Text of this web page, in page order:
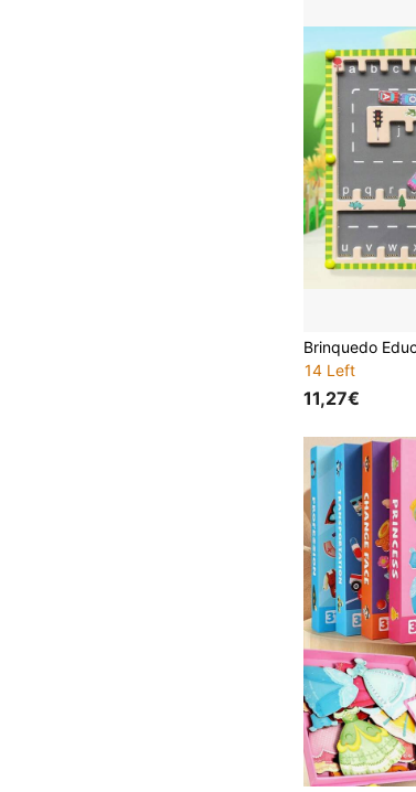
14 Left
11,27€